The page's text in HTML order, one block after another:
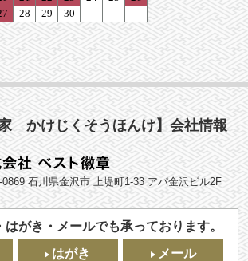
家 かけじくそうほんけ】会社情報
0869 石川県金沢市 上堤町1-33 アパ金沢ビル2F
はがき・メールでも承っております。
はがき メール